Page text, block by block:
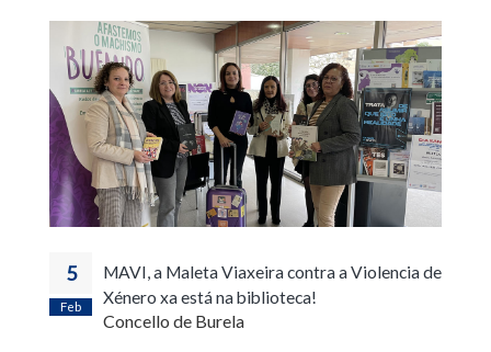
5
Feb
MAVI, a Maleta Viaxeira contra a Violencia de
Xénero xa está na biblioteca!
Concello de Burela